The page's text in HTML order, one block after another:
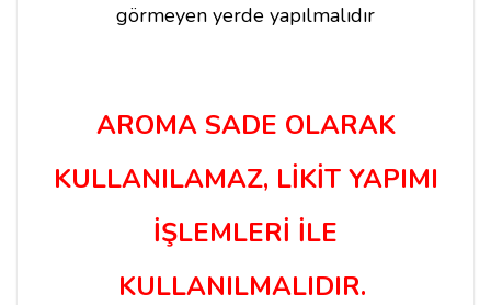
görmeyen yerde yapılmalıdır
AROMA SADE OLARAK
KULLANILAMAZ, LİKİT YAPIMI
İŞLEMLERİ İLE
KULLANILMALIDIR.